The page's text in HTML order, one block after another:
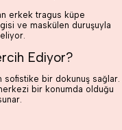
erkek tragus küpe
ve maskülen duruşuyla
Ediyor?
sofistike bir dokunuş sağlar.
bir konumda olduğu